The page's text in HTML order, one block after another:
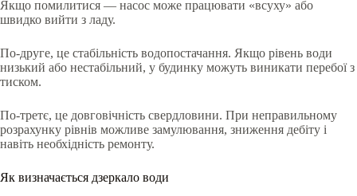
Якщо помилитися — насос може працювати «всуху» або
швидко вийти з ладу.
По-друге, це стабільність водопостачання. Якщо рівень води
низький або нестабільний, у будинку можуть виникати перебої з
тиском.
По-третє, це довговічність свердловини. При неправильному
розрахунку рівнів можливе замулювання, зниження дебіту і
навіть необхідність ремонту.
Як визначається дзеркало води